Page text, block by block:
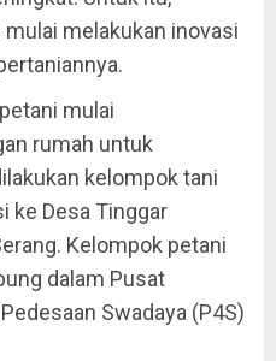
melakukan inovasi
mulai
rumah untuk
kelompok tani
ke Desa Tinggar
Kelompok petani
dalam Pusat
Swadaya (P4S)